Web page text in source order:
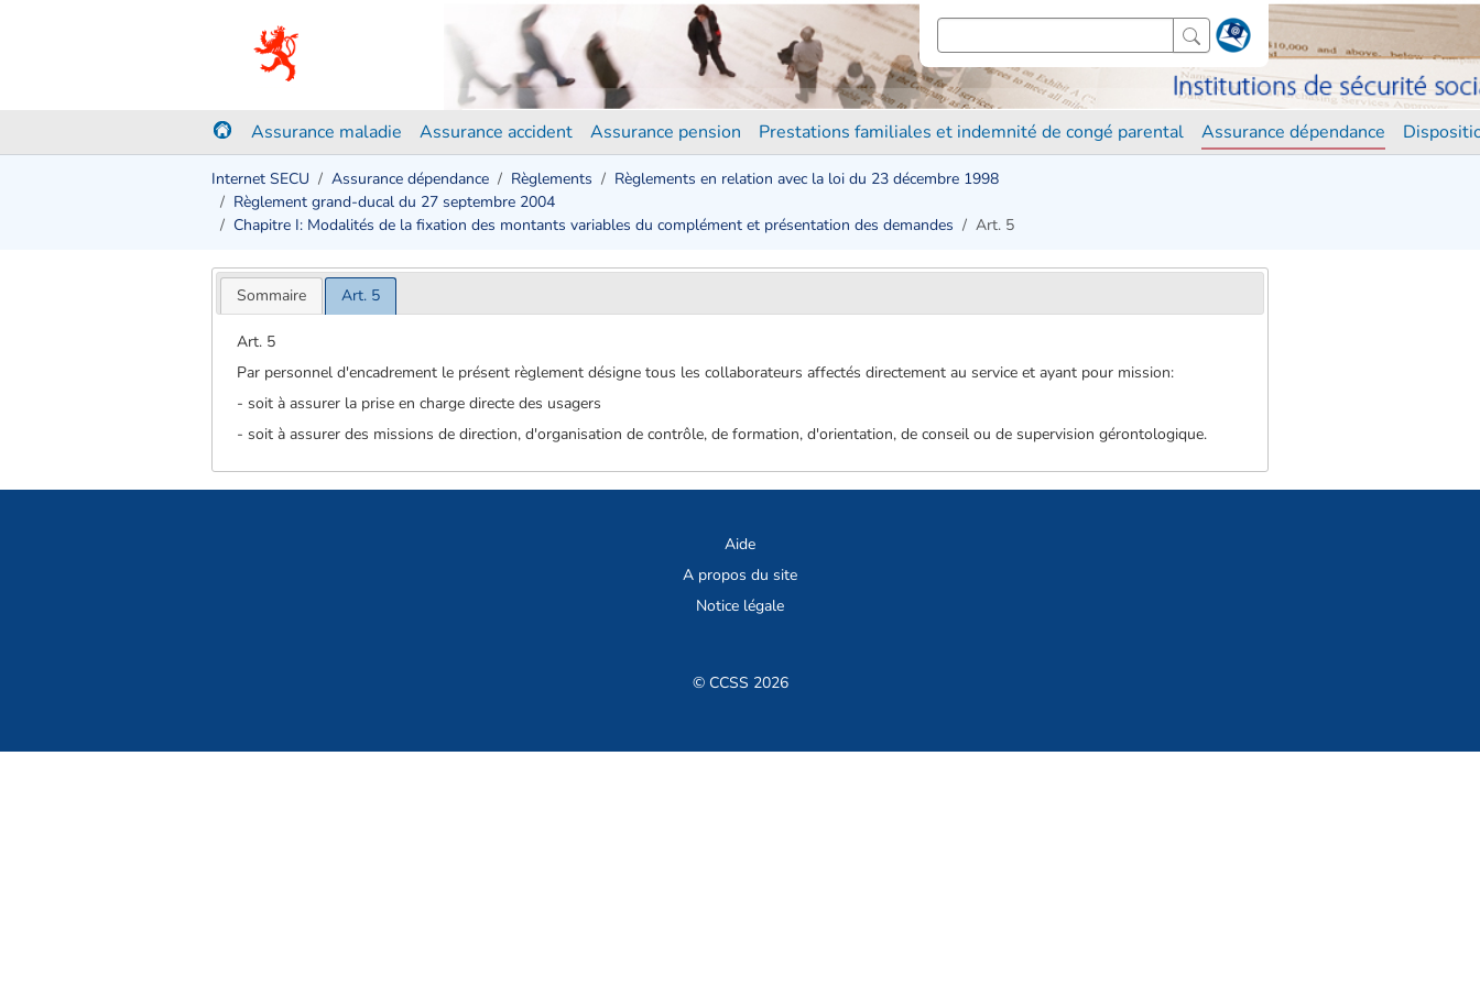
Assurance maladie Assurance accident Assurance pension Prestations familiales et indemnité de congé parental Assurance dépendance
Internet SECU Assurance dépendance Règlements
Règlements en relation avec la loi du 23 décembre 1998
Règlement grand-ducal du 27 septembre 2004
Chapitre I: Modalités de la fixation des montants variables du complément et présentation des demandes
Art. 5
Sommaire Art. 5
Art. 5
Par personnel d'encadrement le présent règlement désigne tous les collaborateurs affectés directement au service et ayant pour mission:
- soit à assurer la prise en charge directe des usagers
- soit à assurer des missions de direction, d'organisation de contrôle, de formation, d'orientation, de conseil ou de supervision gérontologique.
Aide
A propos du site
Notice légale
© CCSS 2026